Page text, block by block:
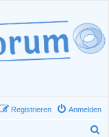
Anmelden
Registrieren